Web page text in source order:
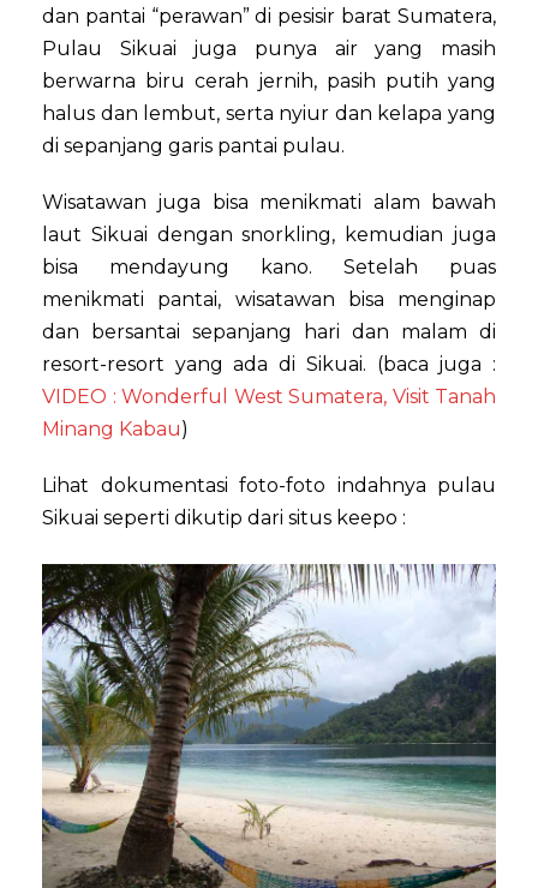
dan pantai “perawan” di pesisir barat Sumatera,
Pulau Sikuai juga punya air yang masih
berwarna biru cerah jernih, pasih putih yang
halus dan lembut, serta nyiur dan kelapa yang
di sepanjang garis pantai pulau.
Wisatawan juga bisa menikmati alam bawah
laut Sikuai dengan snorkling, kemudian juga
bisa mendayung kano. Setelah puas
menikmati pantai, wisatawan bisa menginap
dan bersantai sepanjang hari dan malam di
resort-resort yang ada di Sikuai. (baca juga :
VIDEO : Wonderful West Sumatera, Visit Tanah
Minang Kabau)
Lihat dokumentasi foto-foto indahnya pulau
Sikuai seperti dikutip dari situs keepo :